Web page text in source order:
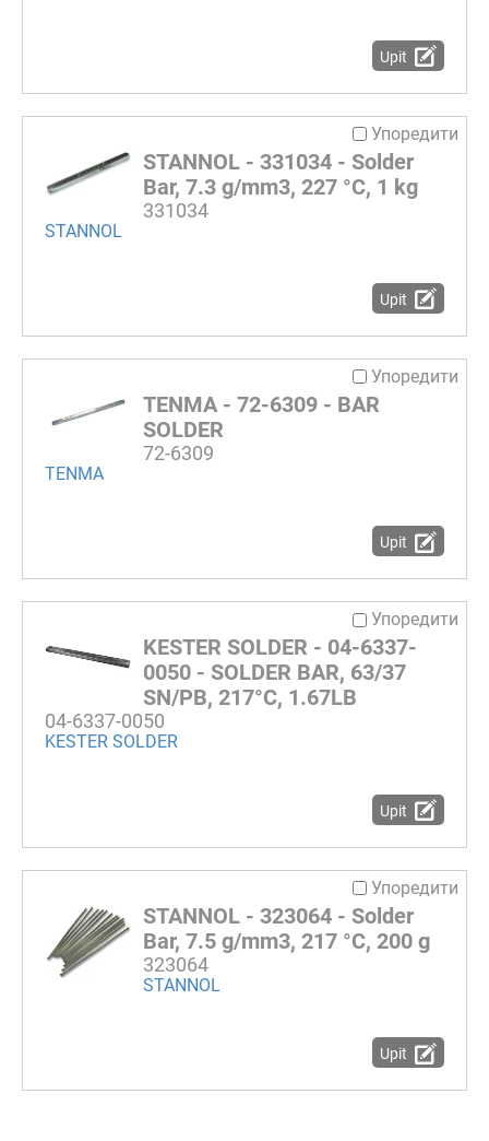
Upit
Упоредити
STANNOL - 331034 - Solder
Bar, 7.3 g/mm3, 227 °C, 1 kg
331034
STANNOL
Upit
Упоредити
TENMA - 72-6309 - BAR
SOLDER
72-6309
TENMA
Upit
Упоредити
KESTER SOLDER - 04-6337-
0050 - SOLDER BAR, 63/37
SN/PB, 217°C, 1.67LB
04-6337-0050
KESTER SOLDER
Upit
Упоредити
STANNOL - 323064 - Solder
Bar, 7.5 g/mm3, 217 °C, 200 g
323064
STANNOL
Upit